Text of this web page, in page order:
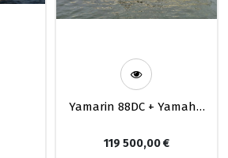
Yamarin 88DC + Yamaha
119 500,00€